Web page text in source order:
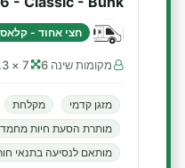
חצי אחוד - קלאס SI
מקומות שינה 6 7 × 2.3 m
מזגן קדמי מקלחת
מותרת הסעת חיות מחמד
מותאם לנסיעה בתנאי